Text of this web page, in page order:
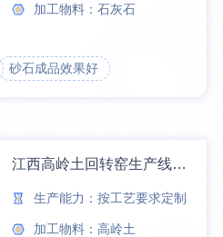
加工物料：石灰石
砂石成品效果好
江西高岭土回转窑生产线现场
生产能力：按工艺要求定制
加工物料：高岭土